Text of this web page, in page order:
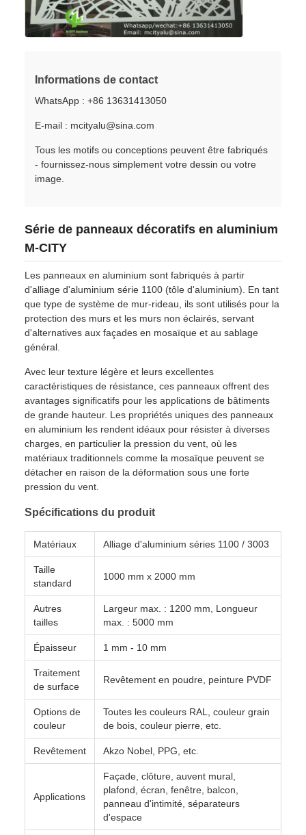
Informations de contact
WhatsApp : +86 13631413050
E-mail : mcityalu@sina.com
Tous les motifs ou conceptions peuvent être fabriqués
- fournissez-nous simplement votre dessin ou votre
image.
Série de panneaux décoratifs en aluminium
M-CITY
Les panneaux en aluminium sont fabriqués à partir
d'alliage d'aluminium série 1100 (tôle d'aluminium). En tant
que type de système de mur-rideau, ils sont utilisés pour la
protection des murs et les murs non éclairés, servant
d'alternatives aux façades en mosaïque et au sablage
général.
Avec leur texture légère et leurs excellentes
caractéristiques de résistance, ces panneaux offrent des
avantages significatifs pour les applications de bâtiments
de grande hauteur. Les propriétés uniques des panneaux
en aluminium les rendent idéaux pour résister à diverses
charges, en particulier la pression du vent, où les
matériaux traditionnels comme la mosaïque peuvent se
détacher en raison de la déformation sous une forte
pression du vent.
Spécifications du produit
Matériaux Alliage d'aluminium séries 1100 / 3003
Taille
standard
1000 mm x 2000 mm
Autres
tailles
Largeur max. : 1200 mm, Longueur
max. : 5000 mm
Épaisseur 1 mm - 10 mm
Traitement
de surface
Revêtement en poudre, peinture PVDF
Options de
couleur
Toutes les couleurs RAL, couleur grain
de bois, couleur pierre, etc.
Revêtement Akzo Nobel, PPG, etc.
Applications
Façade, clôture, auvent mural,
plafond, écran, fenêtre, balcon,
panneau d'intimité, séparateurs
d'espace